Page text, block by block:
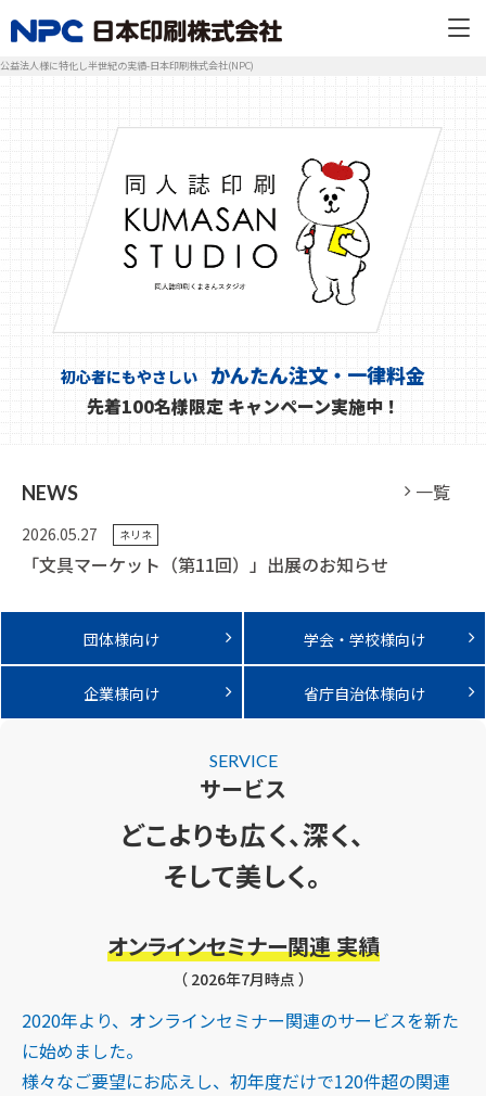
公益法人様に特化し半世紀の実績-日本印刷株式会社(NPC)
初心者にもやさしい かんたん注文・一律料金
先着100名様限定 キャンペーン実施中！
NEWS
2026.05.27 ネリネ
「文具マーケット（第11回）」出展のお知らせ
一覧
団体様向け 学会・学校様向け
企業様向け 省庁自治体様向け
SERVICE
サービス
どこよりも広く、深く、
そして美しく。
オンラインセミナー関連 実績
（ 2026年7月時点 ）
2020年より、オンラインセミナー関連のサービスを新た
に始めました。
様々なご要望にお応えし、初年度だけで120件超の関連